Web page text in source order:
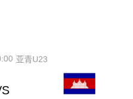
亚青U23